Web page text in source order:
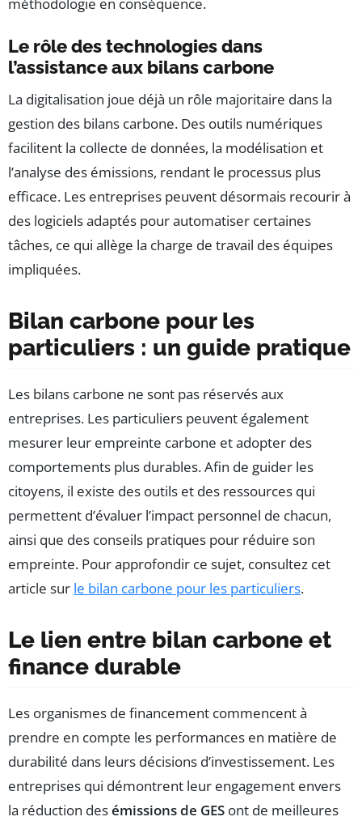
méthodologie en conséquence.
Le rôle des technologies dans
l’assistance aux bilans carbone
La digitalisation joue déjà un rôle majoritaire dans la
gestion des bilans carbone. Des outils numériques
facilitent la collecte de données, la modélisation et
l’analyse des émissions, rendant le processus plus
efficace. Les entreprises peuvent désormais recourir à
des logiciels adaptés pour automatiser certaines
tâches, ce qui allège la charge de travail des équipes
impliquées.
Bilan carbone pour les
particuliers : un guide pratique
Les bilans carbone ne sont pas réservés aux
entreprises. Les particuliers peuvent également
mesurer leur empreinte carbone et adopter des
comportements plus durables. Afin de guider les
citoyens, il existe des outils et des ressources qui
permettent d’évaluer l’impact personnel de chacun,
ainsi que des conseils pratiques pour réduire son
empreinte. Pour approfondir ce sujet, consultez cet
article sur le bilan carbone pour les particuliers.
Le lien entre bilan carbone et
finance durable
Les organismes de financement commencent à
prendre en compte les performances en matière de
durabilité dans leurs décisions d’investissement. Les
entreprises qui démontrent leur engagement envers
la réduction desémissions de GES ont de meilleures